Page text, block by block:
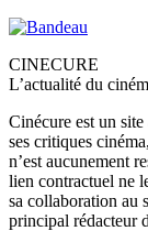
CINECURE
L’actualité du
Cinécure est un
ses critiques
n’est aucunement
lien contractuel ne
sa collaboration au
principal rédacteur